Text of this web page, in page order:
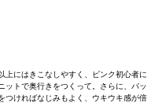
上にはきこなしやすく、ピンク初心者に
ットで奥行きをつくって。さらに、バッ
ければなじみもよく、ウキウキ感が倍